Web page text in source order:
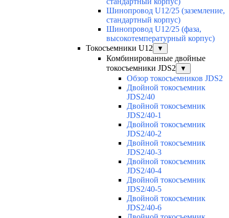
Шинопровод U12/25 (заземление,
стандартный корпус)
Шинопровод U12/25 (фаза,
высокотемпературный корпус)
Токосъемники U12
▼
Комбинированные двойные
токосъемники JDS2
▼
Обзор токосъемников JDS2
Двойной токосъемник
JDS2/40
Двойной токосъемник
JDS2/40-1
Двойной токосъемник
JDS2/40-2
Двойной токосъемник
JDS2/40-3
Двойной токосъемник
JDS2/40-4
Двойной токосъемник
JDS2/40-5
Двойной токосъемник
JDS2/40-6